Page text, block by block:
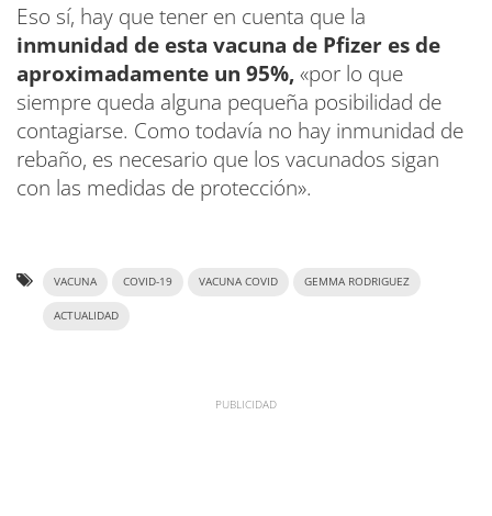
Eso sí, hay que tener en cuenta que la
inmunidad de esta vacuna de Pfizer es de
aproximadamente un 95%,«por lo que
siempre queda alguna pequeña posibilidad de
contagiarse. Como todavía no hay inmunidad de
rebaño, es necesario que los vacunados sigan
con las medidas de protección».
VACUNA COVID-19 VACUNA COVID GEMMA RODRIGUEZ
ACTUALIDAD